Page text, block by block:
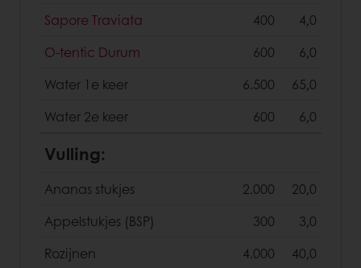
Sapore Traviata
400
4,0
O-tentic Durum
600
6,0
Water 1e keer
6.500
65,0
Water 2e keer
600 6,0
Vulling:
Ananas stukjes 2.000
20,0
Appelstukjes (BSP)
300
3,0
Rozijnen
4.000
40,0